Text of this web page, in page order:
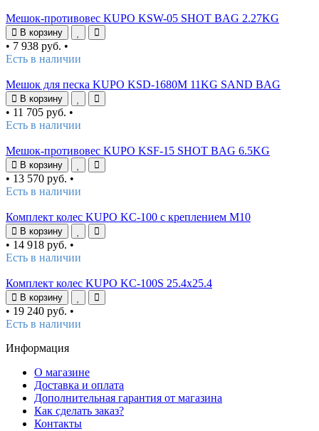
Мешок-противовес KUPO KSW-05 SHOT BAG 2.27KG
В корзину
• 7 938 руб. •
Есть в наличии
Мешок для песка KUPO KSD-1680M 11KG SAND BAG
В корзину
• 11 705 руб. •
Есть в наличии
Мешок-противовес KUPO KSF-15 SHOT BAG 6.5KG
В корзину
• 13 570 руб. •
Есть в наличии
Комплект колес KUPO KC-100 с креплением M10
В корзину
• 14 918 руб. •
Есть в наличии
Комплект колес KUPO KC-100S 25.4x25.4
В корзину
• 19 240 руб. •
Есть в наличии
Информация
О магазине
Доставка и оплата
Дополнительная гарантия от магазина
Как сделать заказ?
Контакты